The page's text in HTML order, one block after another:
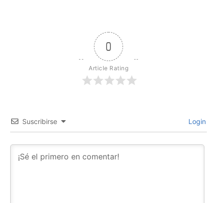
0
Article Rating
Suscribirse Login